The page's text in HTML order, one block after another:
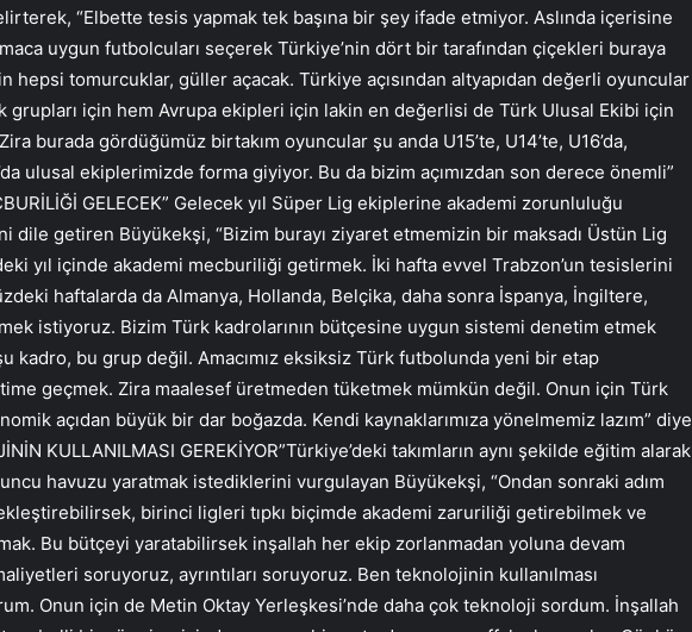
“Elbette tesis yapmak tek başına bir şey ifade etmiyor. Aslında içerisine
uygun futbolcuları seçerek Türkiye’nin dört bir tarafından çiçekleri buraya
hepsi tomurcuklar, güller açacak. Türkiye açısından altyapıdan değerli oyuncular
grupları için hem Avrupa ekipleri için lakin en değerlisi de Türk Ulusal Ekibi için
burada gördüğümüz birtakım oyuncular şu anda U15’te, U14’te, U16’da,
ulusal ekiplerimizde forma giyiyor. Bu da bizim açımızdan son derece önemli”
GELECEK” Gelecek yıl Süper Lig ekiplerine akademi zorunluluğu
dile getiren Büyükekşi, “Bizim burayı ziyaret etmemizin bir maksadı Üstün Lig
yıl içinde akademi mecburiliği getirmek. İki hafta evvel Trabzon’un tesislerini
haftalarda da Almanya, Hollanda, Belçika, daha sonra İspanya, İngiltere,
istiyoruz. Bizim Türk kadrolarının bütçesine uygun sistemi denetim etmek
kadro, bu grup değil. Amacımız eksiksiz Türk futbolunda yeni bir etap
geçmek. Zira maalesef üretmeden tüketmek mümkün değil. Onun için Türk
açıdan büyük bir dar boğazda. Kendi kaynaklarımıza yönelmemiz lazım” diye
KULLANILMASI GEREKİYOR”Türkiye’deki takımların aynı şekilde eğitim alarak
havuzu yaratmak istediklerini vurgulayan Büyükekşi, “Ondan sonraki adım
birinci ligleri tıpkı biçimde akademi zaruriliği getirebilmek ve
Bu bütçeyi yaratabilirsek inşallah her ekip zorlanmadan yoluna devam
soruyoruz, ayrıntıları soruyoruz. Ben teknolojinin kullanılması
Onun için de Metin Oktay Yerleşkesi’nde daha çok teknoloji sordum. İnşallah